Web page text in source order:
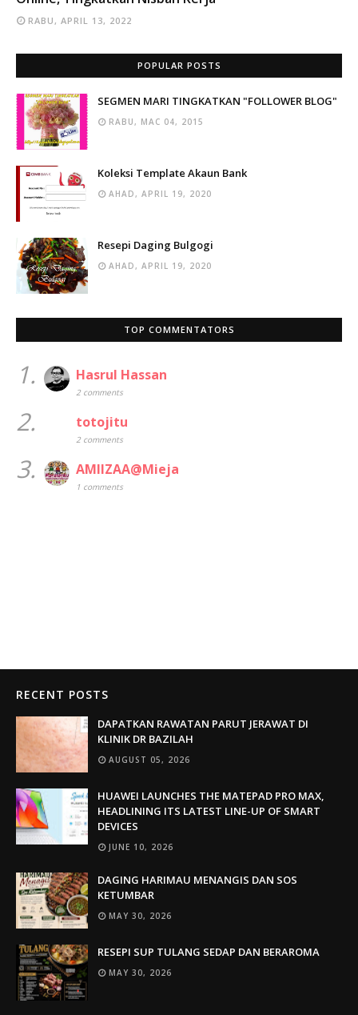
RABU, APRIL 13, 2022
POPULAR POSTS
SEGMEN MARI TINGKATKAN "FOLLOWER BLOG"
RABU, MAC 04, 2015
Koleksi Template Akaun Bank
AHAD, APRIL 19, 2020
Resepi Daging Bulgogi
AHAD, APRIL 19, 2020
TOP COMMENTATORS
1. Hasrul Hassan
2 comments
2. totojitu
2 comments
3. AMIIZAA@Mieja
1 comments
RECENT POSTS
DAPATKAN RAWATAN PARUT JERAWAT DI
KLINIK DR BAZILAH
AUGUST 05, 2026
HUAWEI LAUNCHES THE MATEPAD PRO MAX,
HEADLINING ITS LATEST LINE-UP OF SMART
DEVICES
JUNE 10, 2026
DAGING HARIMAU MENANGIS DAN SOS
KETUMBAR
MAY 30, 2026
RESEPI SUP TULANG SEDAP DAN BERAROMA
MAY 30, 2026